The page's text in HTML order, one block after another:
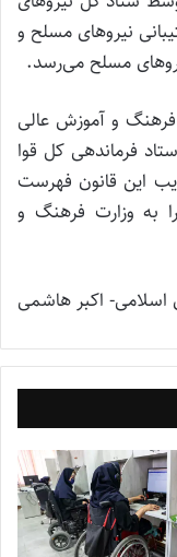
نیروهای مسلح و
مسلح می‌رسد.
فرهنگ و آموزش عالی
فرماندهی کل قوا
این قانون فهرست
به وزارت فرهنگ و
اکبر هاشمی